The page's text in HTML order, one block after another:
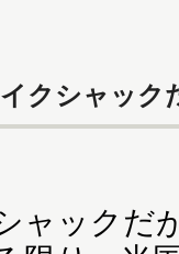
イクシャッ
ャックだ